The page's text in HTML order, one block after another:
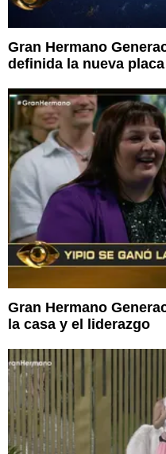
Gran Hermano
definida la nueva placa
Gran Hermano
la casa y el liderazgo